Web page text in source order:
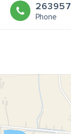
Phone